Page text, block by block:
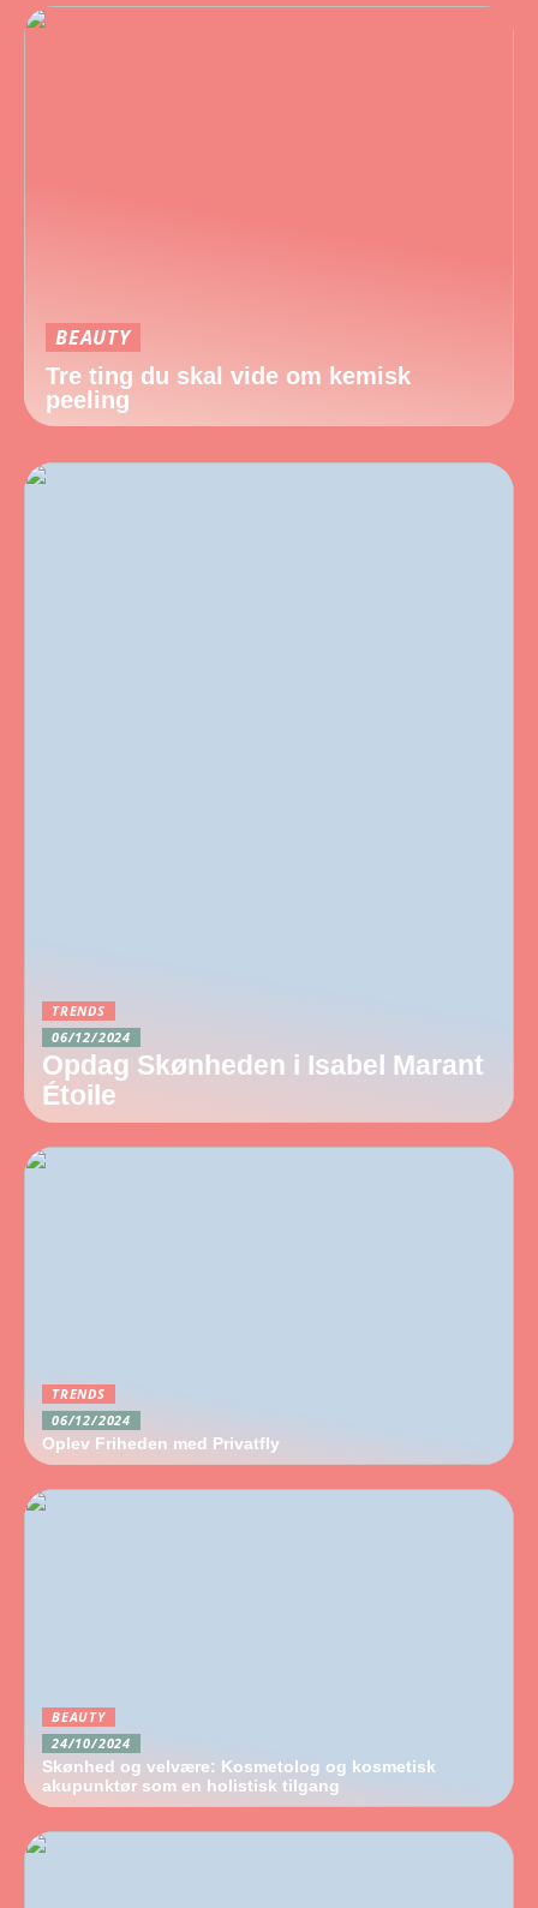
BEAUTY
Tre ting du skal vide om kemisk
peeling
TRENDS
06/12/2024
Opdag Skønheden i Isabel Marant
Étoile
TRENDS
06/12/2024
Oplev Friheden med Privatfly
BEAUTY
24/10/2024
Skønhed og velvære: Kosmetolog og kosmetisk
akupunktør som en holistisk tilgang